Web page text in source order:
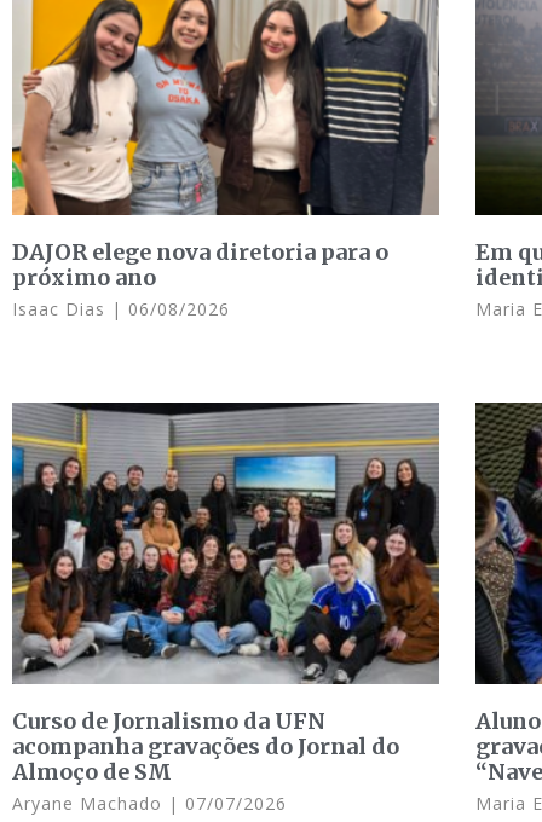
DAJOR elege nova diretoria para o
próximo ano
Isaac Dias 06/08/2026
Em
Maria
Curso de Jornalismo da UFN
acompanha gravações do Jornal do
Almoço de SM
Aryane Machado 07/07/2026 Maria